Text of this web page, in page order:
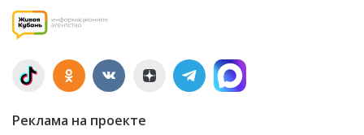
Реклама на проекте